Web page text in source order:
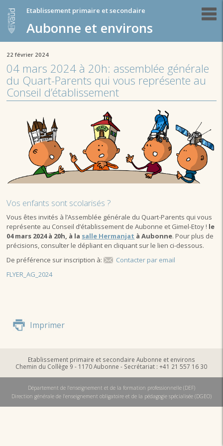
Etablissement primaire et secondaire
Aubonne et environs
22 février 2024
04 mars 2024 à 20h: assemblée générale
du Quart-Parents qui vous représente au
Conseil d’établissement
Vos enfants sont scolarisés ?
Vous êtes invités à l’Assemblée générale du Quart-Parents qui vous
représente au Conseil d’établissement de Aubonne et Gimel-Etoy ! le
04 mars 2024 à 20h, à la salle Hermanjat à Aubonne. Pour plus de
précisions, consulter le dépliant en cliquant sur le lien ci-dessous.
De préférence sur inscription à:
Contacter par email
FLYER_AG_2024
Imprimer
Etablissement primaire et secondaire Aubonne et environs
Chemin du Collège 9 - 1170 Aubonne - Secrétariat : +41 21 557 16 30
Département de l'enseignement et de la formation professionnelle (DEF)
Direction générale de l'enseignement obligatoire et de la pédagogie spécialisée (DGEO)